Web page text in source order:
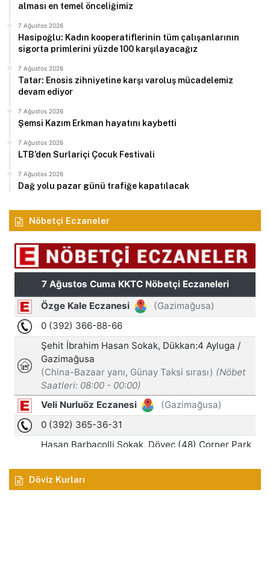
alması en temel önceliğimiz
7 Ağustos 2026
Hasipoğlu: Kadın kooperatiflerinin tüm çalışanlarının
sigorta primlerini yüzde 100 karşılayacağız
7 Ağustos 2026
Tatar: Enosis zihniyetine karşı varoluş mücadelemiz
devam ediyor
7 Ağustos 2026
Şemsi Kazım Erkman hayatını kaybetti
7 Ağustos 2026
LTB’den Surlariçi Çocuk Festivali
7 Ağustos 2026
Dağ yolu pazar günü trafiğe kapatılacak
Nöbetçi Eczaneler
Döviz Kurları